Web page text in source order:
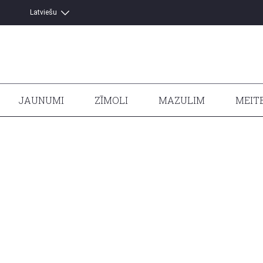
English
Latviešu
JAUNUMI ZĪMOLI MAZULIM